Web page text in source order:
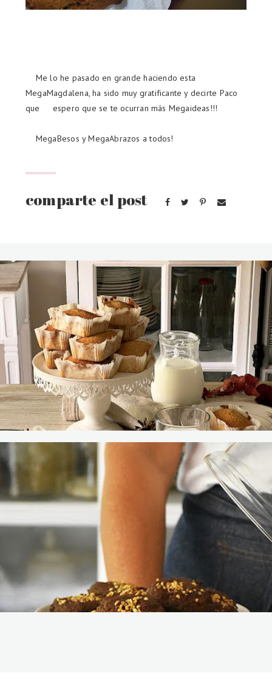
Me lo he pasado en grande haciendo esta
MegaMagdalena, ha sido muy gratificante y decirte Paco
que espero que se te ocurran más Megaideas!!!
MegaBesos y MegaAbrazos a todos!